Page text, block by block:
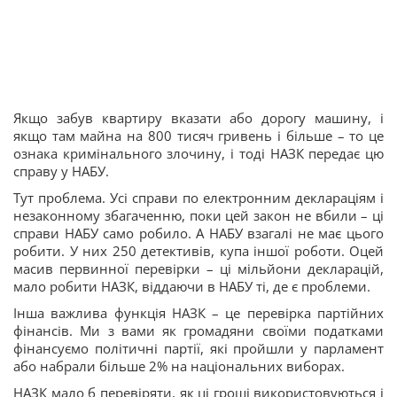
Якщо забув квартиру вказати або дорогу машину, і
якщо там майна на 800 тисяч гривень і більше – то це
ознака кримінального злочину, і тоді НАЗК передає цю
справу у НАБУ.
Тут проблема. Усі справи по електронним деклараціям і
незаконному збагаченню, поки цей закон не вбили – ці
справи НАБУ само робило. А НАБУ взагалі не має цього
робити. У них 250 детективів, купа іншої роботи. Оцей
масив первинної перевірки – ці мільйони декларацій,
мало робити НАЗК, віддаючи в НАБУ ті, де є проблеми.
Інша важлива функція НАЗК – це перевірка партійних
фінансів. Ми з вами як громадяни своїми податками
фінансуємо політичні партії, які пройшли у парламент
або набрали більше 2% на національних виборах.
НАЗК мало б перевіряти, як ці гроші використовуються і